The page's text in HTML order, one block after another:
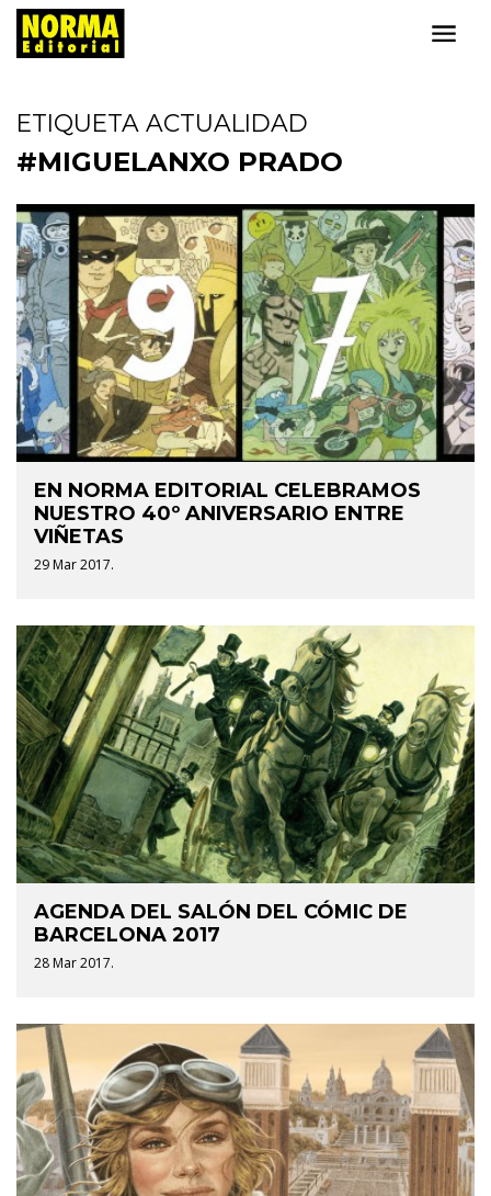
ETIQUETA ACTUALIDAD
#MIGUELANXO PRADO
EN NORMA EDITORIAL CELEBRAMOS
NUESTRO 40º ANIVERSARIO ENTRE
VIÑETAS
29 Mar 2017.
AGENDA DEL SALÓN DEL CÓMIC DE
BARCELONA 2017
28 Mar 2017.